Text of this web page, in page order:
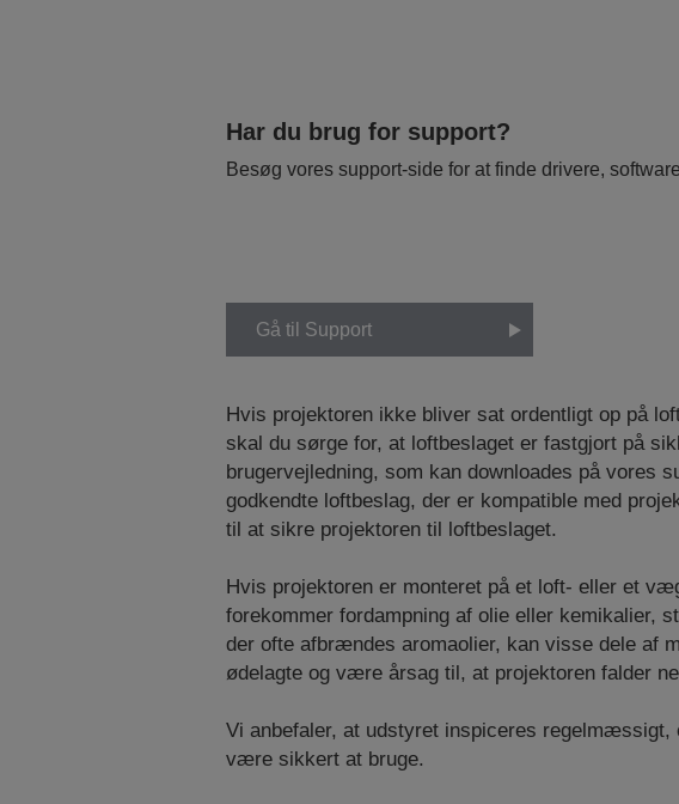
Har du brug for support?
Besøg vores support-side for at finde drivere,
Gå til Support
Hvis projektoren ikke bliver sat ordentligt op på
skal du sørge for, at loftbeslaget er fastgjort på
brugervejledning, som kan downloades på vores
godkendte loftbeslag, der er kompatible med
til at sikre projektoren til loftbeslaget.
Hvis projektoren er monteret på et loft- eller et
forekommer fordampning af olie eller kemikalier,
der ofte afbrændes aromaolier, kan visse dele af
ødelagte og være årsag til, at projektoren falder
Vi anbefaler, at udstyret inspiceres
være sikkert at bruge.